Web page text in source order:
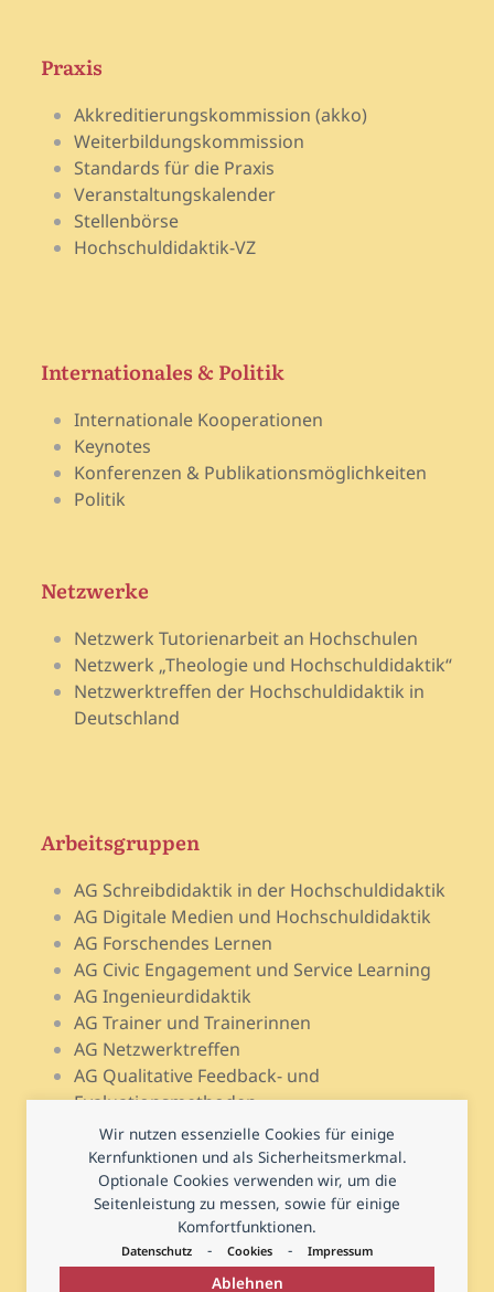
Wir nutzen essenzielle Cookies für einige
Kernfunktionen und als Sicherheitsmerkmal.
Optionale Cookies verwenden wir, um die
Seitenleistung zu messen, sowie für einige
Komfortfunktionen.
Datenschutz - Cookies - Impressum
Ablehnen
Praxis
Akkreditierungskommission (akko)
Weiterbildungskommission
Standards für die Praxis
Veranstaltungskalender
Stellenbörse
Hochschuldidaktik-VZ
Internationales & Politik
Internationale Kooperationen
Keynotes
Konferenzen & Publikationsmöglichkeiten
Politik
Netzwerke
Netzwerk Tutorienarbeit an Hochschulen
Netzwerk „Theologie und Hochschuldidaktik“
Netzwerktreffen der Hochschuldidaktik in
Deutschland
Arbeitsgruppen
AG Schreibdidaktik in der Hochschuldidaktik
AG Digitale Medien und Hochschuldidaktik
AG Forschendes Lernen
AG Civic Engagement und Service Learning
AG Ingenieurdidaktik
AG Trainer und Trainerinnen
AG Netzwerktreffen
AG Qualitative Feedback- und
Evaluationsmethoden
AG Open Teach Ware – Lehrportale
AG Psychologie und Lehr-Lern-Forschung
AG Prüfen und Prüfungsdidaktik
AG Hochschuldidaktische Regional- und
Landesnetzwerke